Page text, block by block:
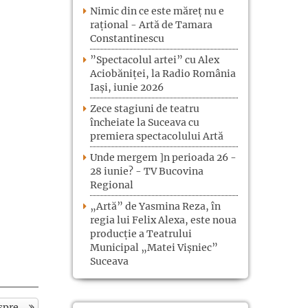
Nimic din ce este măreț nu e
rațional - Artă de Tamara
Constantinescu
”Spectacolul artei” cu Alex
Aciobăniței, la Radio România
Iași, iunie 2026
Zece stagiuni de teatru
încheiate la Suceava cu
premiera spectacolului Artă
Unde mergem ]n perioada 26 -
28 iunie? - TV Bucovina
Regional
„Artă” de Yasmina Reza, în
regia lui Felix Alexa, este noua
producție a Teatrului
Municipal „Matei Vișniec”
Suceava